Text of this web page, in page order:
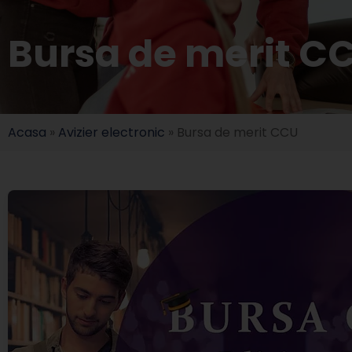
Bursa de merit
Acasa » Avizier electronic » Bursa de merit CCU